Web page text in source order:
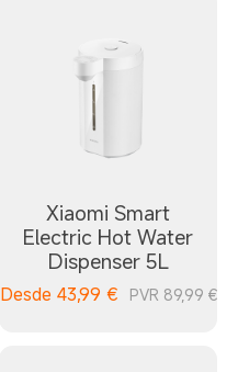
Xiaomi Smart
Electric Hot Water
Dispenser 5L
Desde 43,99 € PVR 89,99 €